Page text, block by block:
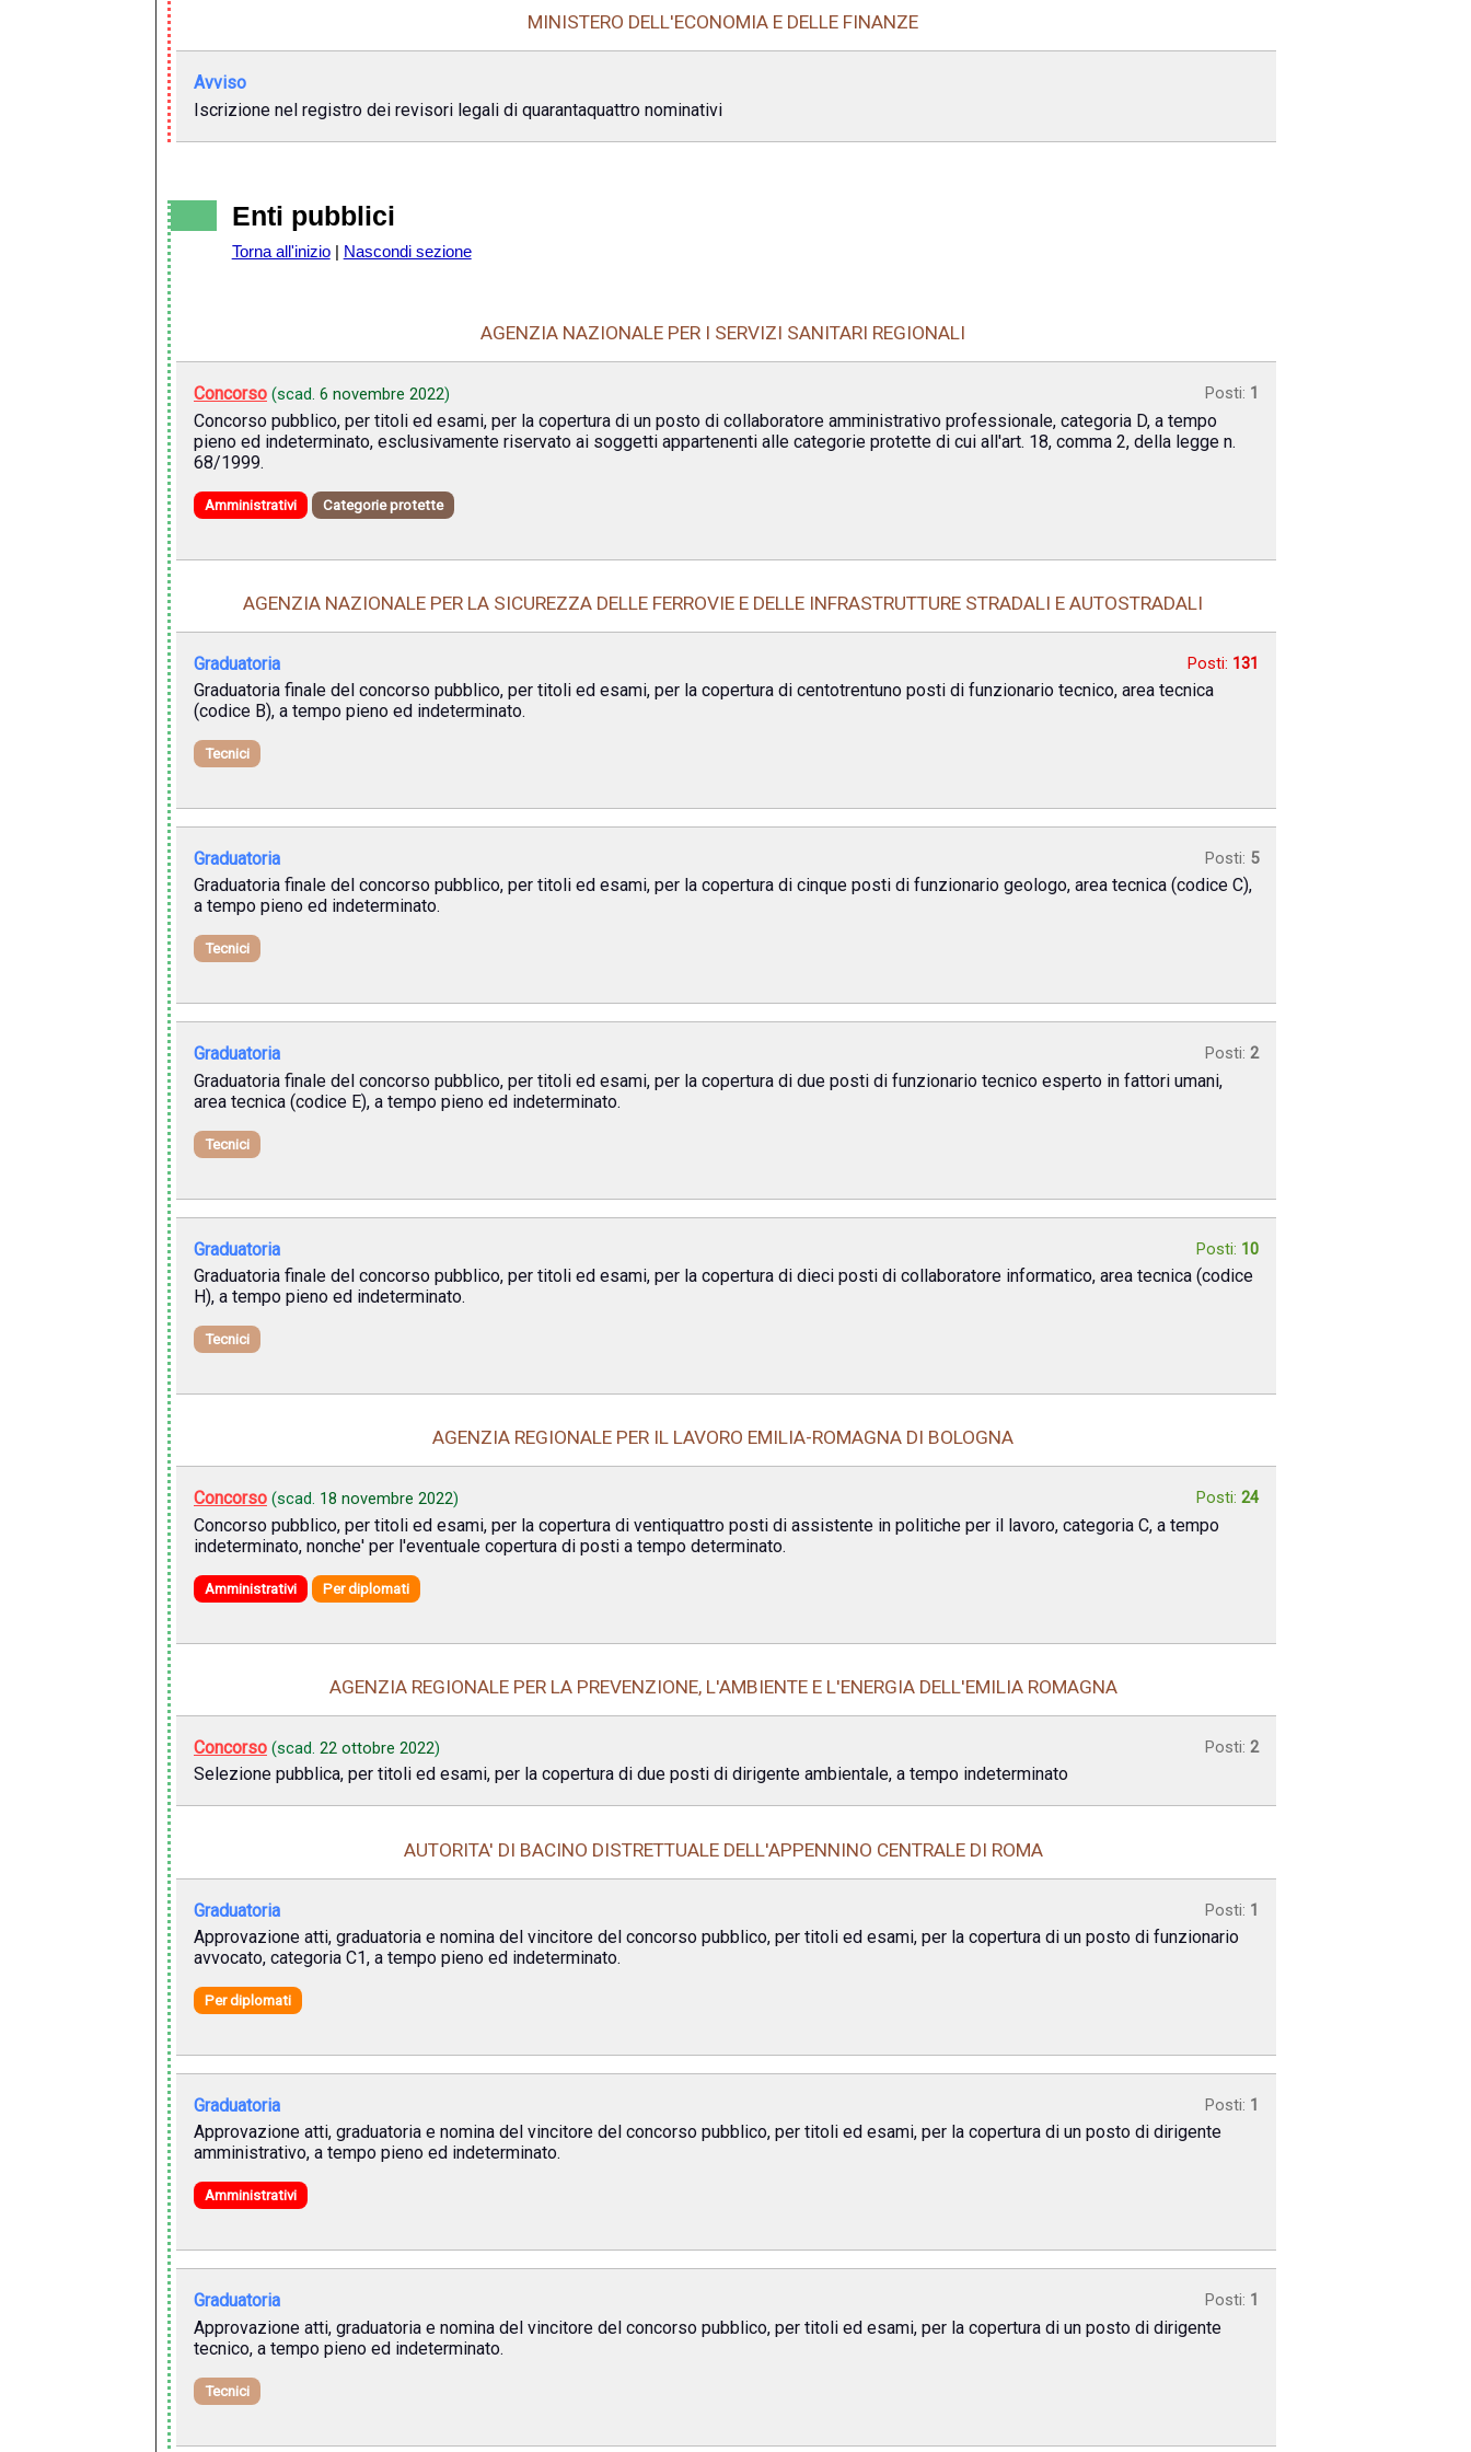
MINISTERO DELL'ECONOMIA E DELLE FINANZE
Avviso
Iscrizione nel registro dei revisori legali di quarantaquattro nominativi
Enti pubblici
Torna all'inizio| Nascondi sezione
AGENZIA NAZIONALE PER I SERVIZI SANITARI REGIONALI
Concorso (scad. 6 novembre 2022) Posti: 1
Concorso pubblico, per titoli ed esami, per la copertura di un posto di collaboratore amministrativo professionale, categoria D, a tempo
pieno ed indeterminato, esclusivamente riservato ai soggetti appartenenti alle categorie protette di cui all'art. 18, comma 2, della legge n.
68/1999.
Amministrativi Categorie protette
AGENZIA NAZIONALE PER LA SICUREZZA DELLE FERROVIE E DELLE INFRASTRUTTURE STRADALI E AUTOSTRADALI
Graduatoria Posti: 131
Graduatoria finale del concorso pubblico, per titoli ed esami, per la copertura di centotrentuno posti di funzionario tecnico, area tecnica
(codice B), a tempo pieno ed indeterminato.
Tecnici
Graduatoria Posti: 5
Graduatoria finale del concorso pubblico, per titoli ed esami, per la copertura di cinque posti di funzionario geologo, area tecnica (codice C),
a tempo pieno ed indeterminato.
Tecnici
Graduatoria Posti: 2
Graduatoria finale del concorso pubblico, per titoli ed esami, per la copertura di due posti di funzionario tecnico esperto in fattori umani,
area tecnica (codice E), a tempo pieno ed indeterminato.
Tecnici
Graduatoria Posti: 10
Graduatoria finale del concorso pubblico, per titoli ed esami, per la copertura di dieci posti di collaboratore informatico, area tecnica (codice
H), a tempo pieno ed indeterminato.
Tecnici
AGENZIA REGIONALE PER IL LAVORO EMILIA-ROMAGNA DI BOLOGNA
Concorso (scad. 18 novembre 2022) Posti: 24
Concorso pubblico, per titoli ed esami, per la copertura di ventiquattro posti di assistente in politiche per il lavoro, categoria C, a tempo
indeterminato, nonche' per l'eventuale copertura di posti a tempo determinato.
Amministrativi Per diplomati
AGENZIA REGIONALE PER LA PREVENZIONE, L'AMBIENTE E L'ENERGIA DELL'EMILIA ROMAGNA
Concorso (scad. 22 ottobre 2022) Posti: 2
Selezione pubblica, per titoli ed esami, per la copertura di due posti di dirigente ambientale, a tempo indeterminato
AUTORITA' DI BACINO DISTRETTUALE DELL'APPENNINO CENTRALE DI ROMA
Graduatoria Posti: 1
Approvazione atti, graduatoria e nomina del vincitore del concorso pubblico, per titoli ed esami, per la copertura di un posto di funzionario
avvocato, categoria C1, a tempo pieno ed indeterminato.
Per diplomati
Graduatoria Posti: 1
Approvazione atti, graduatoria e nomina del vincitore del concorso pubblico, per titoli ed esami, per la copertura di un posto di dirigente
amministrativo, a tempo pieno ed indeterminato.
Amministrativi
Graduatoria Posti: 1
Approvazione atti, graduatoria e nomina del vincitore del concorso pubblico, per titoli ed esami, per la copertura di un posto di dirigente
tecnico, a tempo pieno ed indeterminato.
Tecnici